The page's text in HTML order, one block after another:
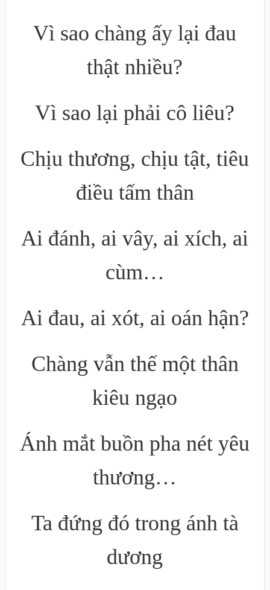
Vì sao chàng ấy lại đau
thật nhiều?
Vì sao lại phải cô liêu?
Chịu thương, chịu tật, tiêu
điều tấm thân
Ai đánh, ai vây, ai xích, ai
cùm…
Ai đau, ai xót, ai oán hận?
Chàng vẫn thế một thân
kiêu ngạo
Ánh mắt buồn pha nét yêu
thương…
Ta đứng đó trong ánh tà
dương